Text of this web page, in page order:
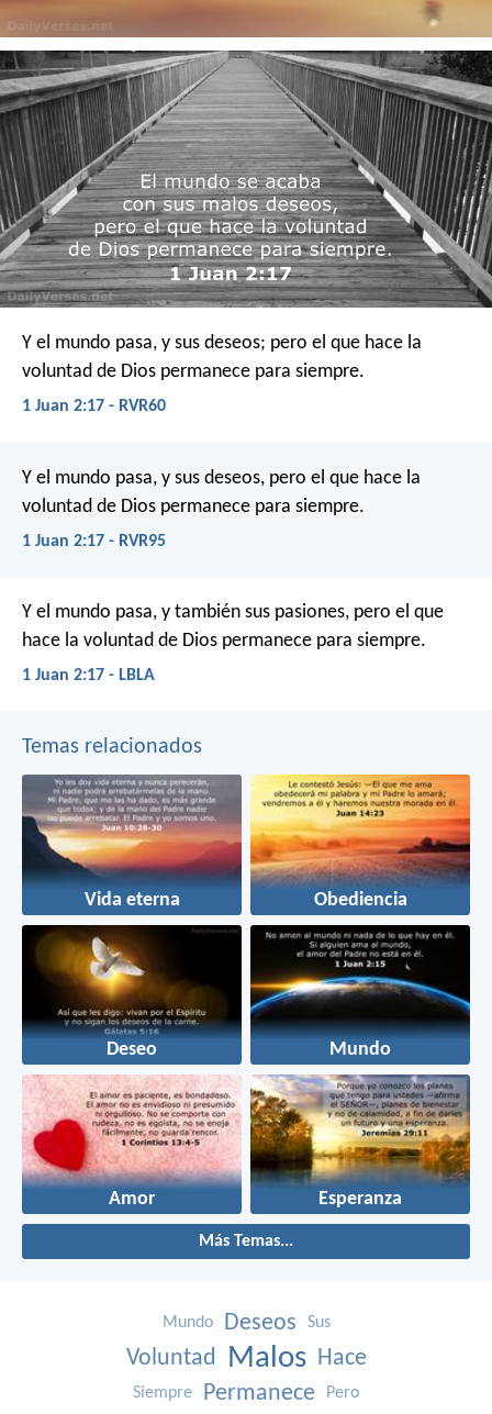
Y el mundo pasa, y sus deseos; pero el que hace la
voluntad de Dios permanece para siempre.
1 Juan 2:17 - RVR60
Y el mundo pasa, y sus deseos, pero el que hace la
voluntad de Dios permanece para siempre.
1 Juan 2:17 - RVR95
Y el mundo pasa, y también sus pasiones, pero el que
hace la voluntad de Dios permanece para siempre.
1 Juan 2:17 - LBLA
Temas relacionados
Vida eterna Obediencia
Deseo Mundo
Amor Esperanza
Más Temas...
Mundo Deseos Sus
Voluntad Malos Hace
Siempre Permanece Pero